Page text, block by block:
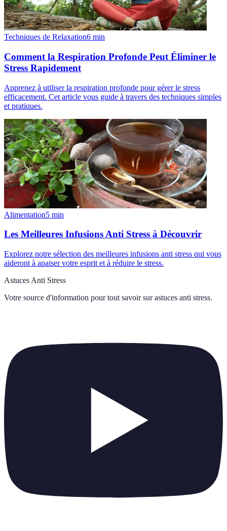
Techniques de Relaxation6 min
Comment la Respiration Profonde Peut Éliminer le
Stress Rapidement
Apprenez à utiliser la respiration profonde pour gérer le stress
efficacement. Cet article vous guide à travers des techniques simples
et pratiques.
Alimentation5 min
Les Meilleures Infusions Anti Stress à Découvrir
Explorez notre sélection des meilleures infusions anti stress qui vous
aideront à apaiser votre esprit et à réduire le stress.
Astuces Anti Stress
Votre source d'information pour tout savoir sur astuces anti stress.